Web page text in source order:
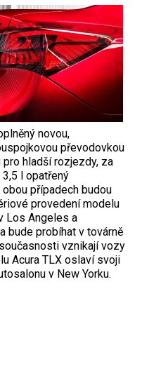
novou,
převodovkou
pro hladší rozjezdy, za
l opatřený
případech budou
provedení modelu
Los Angeles a
bude probíhat v továrně
vznikají vozy
Acura TLX oslaví svoji
v New Yorku.